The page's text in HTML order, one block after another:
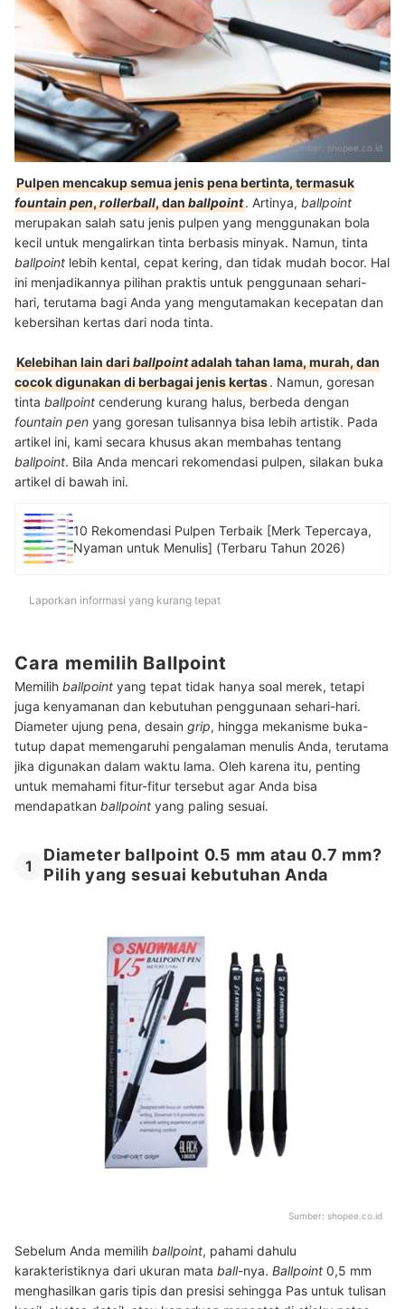
Sumber: shopee.co.id
Pulpen mencakup semua jenis pena bertinta, termasuk
fountain pen,rollerball, danballpoint. Artinya, ballpoint
merupakan salah satu jenis pulpen yang menggunakan bola
kecil untuk mengalirkan tinta berbasis minyak. Namun, tinta
ballpoint lebih kental, cepat kering, dan tidak mudah bocor. Hal
ini menjadikannya pilihan praktis untuk penggunaan sehari-
hari, terutama bagi Anda yang mengutamakan kecepatan dan
kebersihan kertas dari noda tinta.
Kelebihan lain dariballpointadalah tahan lama, murah, dan
cocok digunakan di berbagai jenis kertas. Namun, goresan
tinta ballpoint cenderung kurang halus, berbeda dengan
fountain pen yang goresan tulisannya bisa lebih artistik. Pada
artikel ini, kami secara khusus akan membahas tentang
ballpoint. Bila Anda mencari rekomendasi pulpen, silakan buka
artikel di bawah ini.
10 Rekomendasi Pulpen Terbaik [Merk Tepercaya,
Nyaman untuk Menulis] (Terbaru Tahun 2026)
Laporkan informasi yang kurang tepat
Cara memilih Ballpoint
Memilih ballpoint yang tepat tidak hanya soal merek, tetapi
juga kenyamanan dan kebutuhan penggunaan sehari-hari.
Diameter ujung pena, desain grip, hingga mekanisme buka-
tutup dapat memengaruhi pengalaman menulis Anda, terutama
jika digunakan dalam waktu lama. Oleh karena itu, penting
untuk memahami fitur-fitur tersebut agar Anda bisa
mendapatkan ballpoint yang paling sesuai.
1
Diameter ballpoint 0.5 mm atau 0.7 mm?
Pilih yang sesuai kebutuhan Anda
Sumber: shopee.co.id
Sebelum Anda memilih ballpoint, pahami dahulu
karakteristiknya dari ukuran mata ball-nya. Ballpoint 0,5 mm
menghasilkan garis tipis dan presisi sehingga Pas untuk tulisan